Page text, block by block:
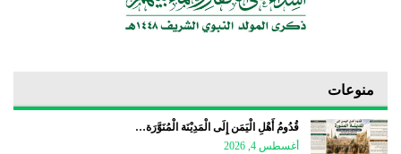
منوعات
قُدُومُ أَهْلِ الْيَمَن إِلَى الْمَدِيْنَة الْمُنَوَّرَة…
أغسطس 4, 2026